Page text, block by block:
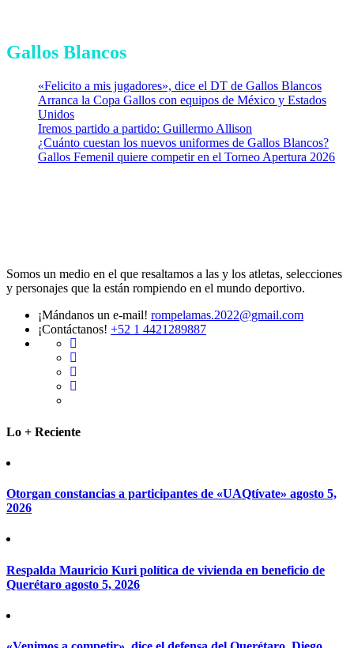
Gallos Blancos
«Felicito a mis jugadores», dice el DT de Gallos Blancos
Arranca la Copa Gallos con equipos de México y Estados
Unidos
Iremos partido a partido: Guillermo Allison
¿Cuánto cuestan los nuevos uniformes de Gallos Blancos?
Gallos Femenil quiere competir en el Torneo Apertura 2026
Somos un medio en el que resaltamos a las y los atletas, selecciones
y personajes que la están rompiendo en el mundo deportivo.
¡Mándanos un e-mail! rompelamas.2022@gmail.com
¡Contáctanos! +52 1 4421289887
Lo + Reciente
Otorgan constancias a participantes de «UAQtívate» agosto 5,
2026
Respalda Mauricio Kuri política de vivienda en beneficio de
Querétaro agosto 5, 2026